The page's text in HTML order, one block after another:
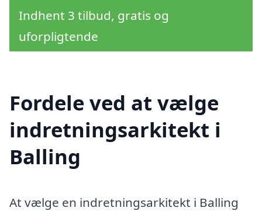
Indhent 3 tilbud, gratis og
uforpligtende
Fordele ved at vælge
indretningsarkitekt i
Balling
At vælge en indretningsarkitekt i Balling